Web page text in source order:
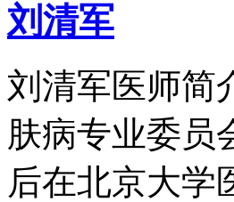
刘清军
刘清军医师简
肤病专业委员
后在北京大学